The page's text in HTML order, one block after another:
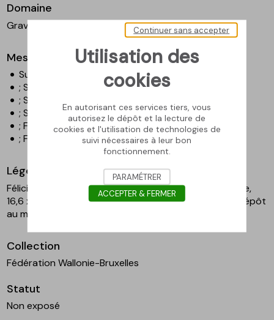
Domaine
Gravure
Mesures
Surface couverte - Hauteur en cm : 16,6
; Surface couverte - Largeur en cm : 11,2
; Surface gravée - Hauteur en cm : 17,8
; Surface gravée - Largeur en cm : 12,3
; Feuille - Hauteur en cm : 47,1
; Feuille - Largeur en cm : 34,3
Légende
Félicien Rops, Parisine, 1875, eau-forte et pointe sèche,
16,6 x 11,2 cm. Coll. Fédération Wallonie-Bruxelles, en dépôt
au musée Rops. Inv. PER E0327.1.CF
Collection
Fédération Wallonie-Bruxelles
Statut
Non exposé
Utilisation des
cookies
En autorisant ces services tiers, vous
autorisez le dépôt et la lecture de
cookies et l'utilisation de technologies de
suivi nécessaires à leur bon
fonctionnement.
Continuer sans accepter
PARAMÉTRER
ACCEPTER & FERMER